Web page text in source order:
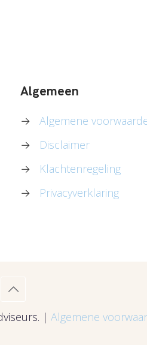
Algemeen
→
Algemene
→
Disclaimer
→
Klachtenregeling
→
Privacyverklaring
| Algemene